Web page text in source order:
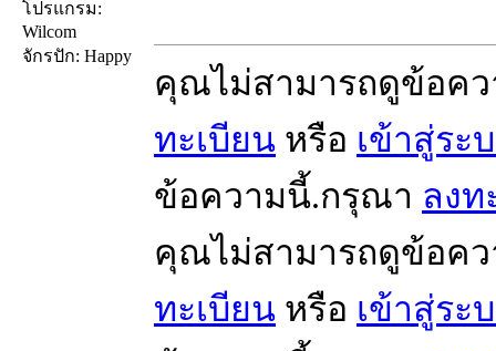
โปรแกรม:
Wilcom
จักรปัก: Happy
คุณไม่สามารถดูข้อค
ทะเบียน หรือ เข้าสู่ระ
ข้อความนี้.กรุณา ลงท
คุณไม่สามารถดูข้อค
ทะเบียน หรือ เข้าสู่ระ